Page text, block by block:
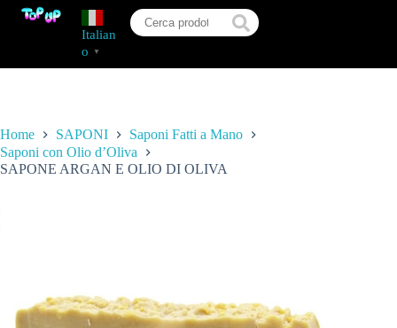
Italian
o
▼
Home SAPONI
Saponi Fatti a Mano
Saponi con Olio d’Oliva
SAPONE ARGAN E OLIO DI OLIVA